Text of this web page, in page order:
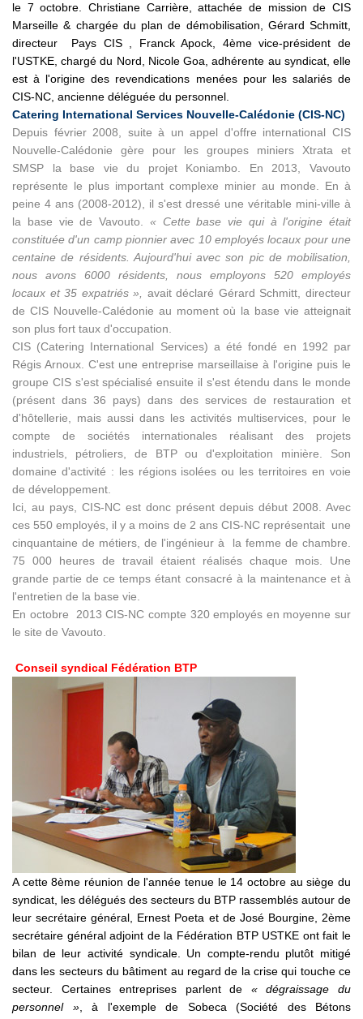
le 7 octobre. Christiane Carrière, attachée de mission de CIS
Marseille & chargée du plan de démobilisation, Gérard Schmitt,
directeur Pays CIS , Franck Apock, 4ème vice-président de
l'USTKE, chargé du Nord, Nicole Goa, adhérente au syndicat, elle
est à l'origine des revendications menées pour les salariés de
CIS-NC, ancienne déléguée du personnel.
Catering International Services Nouvelle-Calédonie (CIS-NC)
Depuis février 2008, suite à un appel d'offre international CIS
Nouvelle-Calédonie gère pour les groupes miniers Xtrata et
SMSP la base vie du projet Koniambo. En 2013, Vavouto
représente le plus important complexe minier au monde. En à
peine 4 ans (2008-2012), il s'est dressé une véritable mini-ville à
la base vie de Vavouto. « Cette base vie qui à l'origine était
constituée d'un camp pionnier avec 10 employés locaux pour une
centaine de résidents. Aujourd'hui avec son pic de mobilisation,
nous avons 6000 résidents, nous employons 520 employés
locaux et 35 expatriés », avait déclaré Gérard Schmitt, directeur
de CIS Nouvelle-Calédonie au moment où la base vie atteignait
son plus fort taux d'occupation.
CIS (Catering International Services) a été fondé en 1992 par
Régis Arnoux. C'est une entreprise marseillaise à l'origine puis le
groupe CIS s'est spécialisé ensuite il s'est étendu dans le monde
(présent dans 36 pays) dans des services de restauration et
d'hôtellerie, mais aussi dans les activités multiservices, pour le
compte de sociétés internationales réalisant des projets
industriels, pétroliers, de BTP ou d'exploitation minière. Son
domaine d'activité : les régions isolées ou les territoires en voie
de développement.
Ici, au pays, CIS-NC est donc présent depuis début 2008. Avec
ces 550 employés, il y a moins de 2 ans CIS-NC représentait une
cinquantaine de métiers, de l'ingénieur à la femme de chambre.
75 000 heures de travail étaient réalisés chaque mois. Une
grande partie de ce temps étant consacré à la maintenance et à
l'entretien de la base vie.
En octobre 2013 CIS-NC compte 320 employés en moyenne sur
le site de Vavouto.
Conseil syndical Fédération BTP
A cette 8ème réunion de l'année tenue le 14 octobre au siège du
syndicat, les délégués des secteurs du BTP rassemblés autour de
leur secrétaire général, Ernest Poeta et de José Bourgine, 2ème
secrétaire général adjoint de la Fédération BTP USTKE ont fait le
bilan de leur activité syndicale. Un compte-rendu plutôt mitigé
dans les secteurs du bâtiment au regard de la crise qui touche ce
secteur. Certaines entreprises parlent de « dégraissage du
personnel », à l'exemple de Sobeca (Société des Bétons